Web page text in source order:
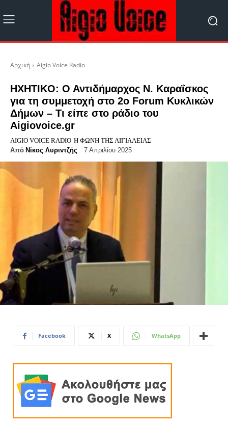
Αρχική Aigio Voice Radio
HXHTIKO: Ο Αντιδήμαρχος Ν. Καραΐσκος
για τη συμμετοχή στο 2ο Forum Κυκλικών
Δήμων – Τι είπε στο ράδιο του
Aigiovoice.gr
AIGIO VOICE RADIO Η ΦΩΝΉ ΤΗΣ ΑΙΓΙΆΛΕΙΑΣ
Από Νίκος Λυριντζής 7 Απριλίου 2025
Facebook X WhatsApp